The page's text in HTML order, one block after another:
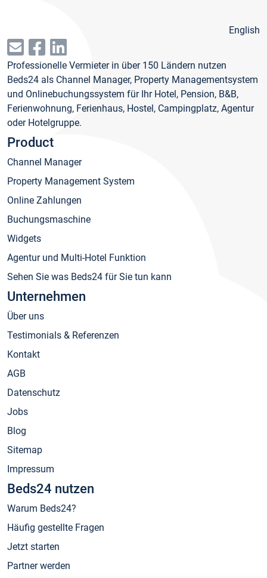
English
Professionelle Vermieter in über 150 Ländern nutzen
Beds24 als Channel Manager, Property Managementsystem
und Onlinebuchungssystem für Ihr Hotel, Pension, B&B,
Ferienwohnung, Ferienhaus, Hostel, Campingplatz, Agentur
oder Hotelgruppe.
Product
Channel Manager
Property Management System
Online Zahlungen
Buchungsmaschine
Widgets
Agentur und Multi-Hotel Funktion
Sehen Sie was Beds24 für Sie tun kann
Unternehmen
Über uns
Testimonials & Referenzen
Kontakt
AGB
Datenschutz
Jobs
Blog
Sitemap
Impressum
Beds24 nutzen
Warum Beds24?
Häufig gestellte Fragen
Jetzt starten
Partner werden